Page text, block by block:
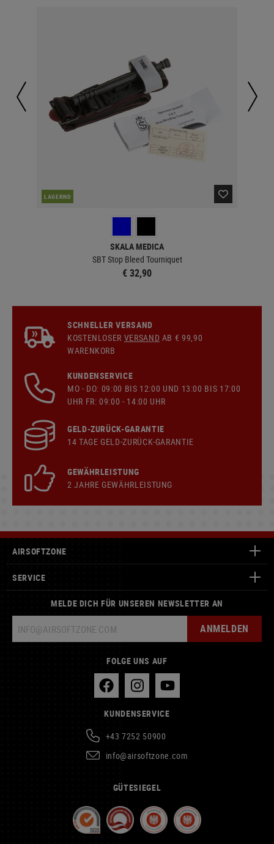
LAGERND
SKALA MEDICA
SBT Stop Bleed Tourniquet
€ 32,90
SCHNELLER VERSAND
KOSTENLOSER VERSAND AB € 99,90
WARENKORB
KUNDENSERVICE
MO - DO: 09:00 BIS 12:00 UND 13:00 BIS 17:00
UHR FR: 09:00 - 14:00 UHR
GELD-ZURÜCK-GARANTIE
14 TAGE GELD-ZURÜCK-GARANTIE
GEWÄHRLEISTUNG
2 JAHRE GEWÄHRLEISTUNG
AIRSOFTZONE
SERVICE
MELDE DICH FÜR UNSEREN NEWSLETTER AN
ANMELDEN
FOLGE UNS AUF
KUNDENSERVICE
+43 7252 50900
info@airsoftzone.com
GÜTESIEGEL